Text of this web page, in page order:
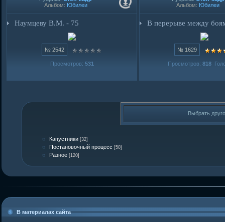
Альбом: Юбилеи
Наумцеву В.М. - 75
№ 2542
Просмотров: 531
Альбом: Юбилеи
В перерыве между
№ 1629
Просмотров: 818
Выбрать
Капустники [32]
Постановочный процесс [50]
Разное [120]
В материалах сайта